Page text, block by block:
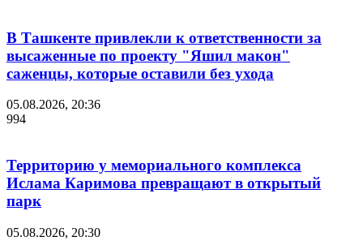
В Ташкенте привлекли к ответственности за
высаженные по проекту "Яшил макон"
саженцы, которые оставили без ухода
05.08.2026, 20:36
994
Территорию у мемориального комплекса
Ислама Каримова превращают в открытый
парк
05.08.2026, 20:30